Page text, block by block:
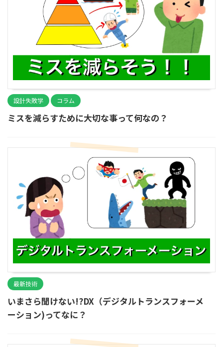
設計失敗学 コラム
ミスを減らすために大切な事って何なの？
最新技術
いまさら聞けない!?DX（デジタルトランスフォーメ
ーション)ってなに？